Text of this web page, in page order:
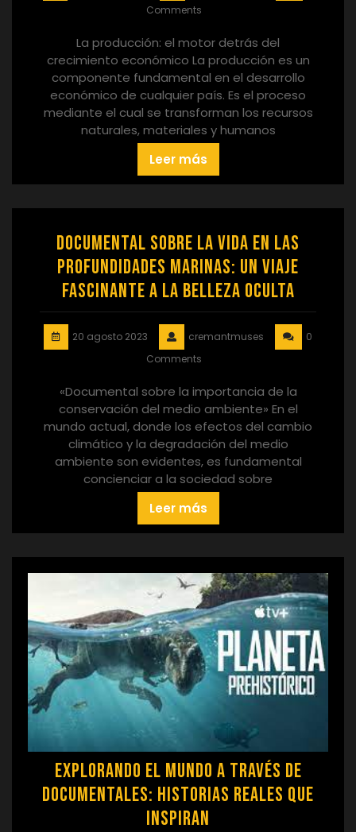
Comments
La producción: el motor detrás del
crecimiento económico La producción es un
componente fundamental en el desarrollo
económico de cualquier país. Es el proceso
mediante el cual se transforman los recursos
naturales, materiales y humanos
Leer más
Documental sobre la vida en las
profundidades marinas: Un viaje
fascinante a la belleza oculta
20 agosto 2023 cremantmuses
0
Comments
«Documental sobre la importancia de la
conservación del medio ambiente» En el
mundo actual, donde los efectos del cambio
climático y la degradación del medio
ambiente son evidentes, es fundamental
concienciar a la sociedad sobre
Leer más
Explorando el Mundo a través de
Documentales: Historias Reales que
Inspiran